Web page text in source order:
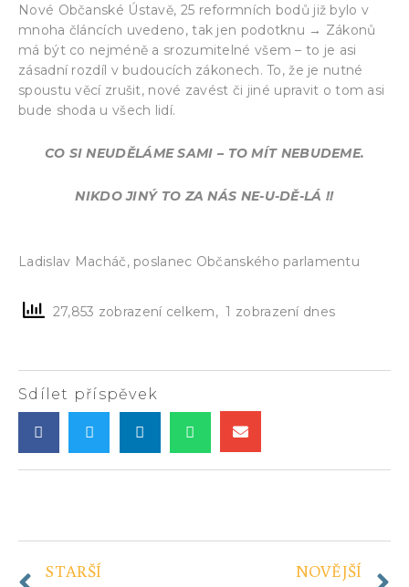
Nové Občanské Ústavě, 25 reformních bodů již bylo v
mnoha článcích uvedeno, tak jen podotknu → Zákonů
má být co nejméně a srozumitelné všem – to je asi
zásadní rozdíl v budoucích zákonech. To, že je nutné
spoustu věcí zrušit, nové zavést či jiné upravit o tom asi
bude shoda u všech lidí.
CO SI NEUDĚLÁME SAMI – TO MÍT NEBUDEME.
NIKDO JINÝ TO ZA NÁS NE-U-DĚ-LÁ !!
Ladislav Macháč, poslanec Občanského parlamentu
27,853 zobrazení celkem, 1 zobrazení dnes
Sdílet příspěvek
STARŠÍ NOVĚJŠÍ